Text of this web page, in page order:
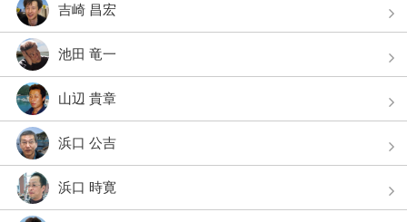
吉崎 昌宏
池田 竜一
山辺 貴章
浜口 公吉
浜口 時寛